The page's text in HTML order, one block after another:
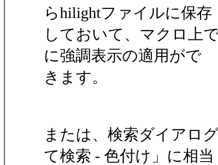
らhilightファイルに保存
しておいて、マクロ上
に強調表示の適用がで
きます。
または、検索ダイアロ
て検索 - 色付け」に相当